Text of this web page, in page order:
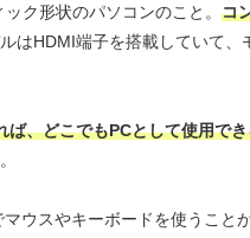
ク形状のパソコンのこと。 コ
はHDMI端子を搭載していて
ば、どこでもPCとして使用で
ウスやキーボードを使うこと